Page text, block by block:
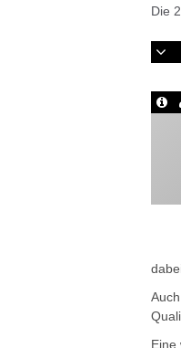
Die
Eine